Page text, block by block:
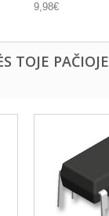
9,98€
TOJE PAČIOJE